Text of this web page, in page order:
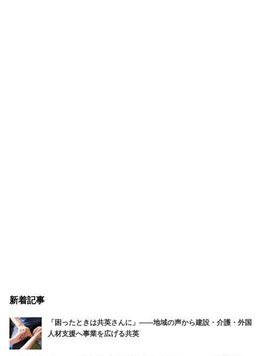
新着記事
「困ったときは共英さんに」――地域の声から建設・介護・外国
人材支援へ事業を広げる共英